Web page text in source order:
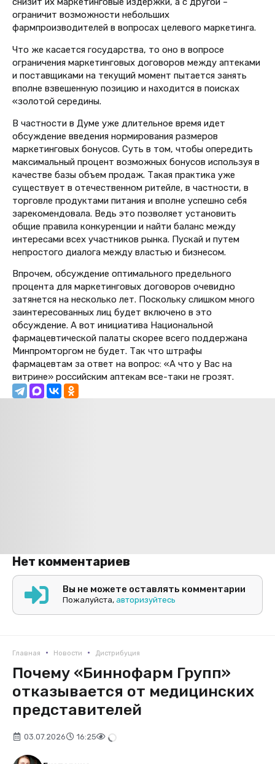
ограничит возможности небольших
фармпроизводителей в вопросах целевого маркетинга.
Что же касается государства, то оно в вопросе
ограничения маркетинговых договоров между аптеками
и поставщиками на текущий момент пытается занять
вполне взвешенную позицию и находится в поисках
«золотой середины.
В частности в Думе уже длительное время идет
обсуждение введения нормирования размеров
маркетинговых бонусов. Суть в том, чтобы опередить
максимальный процент возможных бонусов используя в
качестве базы объем продаж. Такая практика уже
существует в отечественном ритейле, в частности, в
торговле продуктами питания и вполне успешно себя
зарекомендовала. Ведь это позволяет установить
общие правила конкуренции и найти баланс между
интересами всех участников рынка. Пускай и путем
непростого диалога между властью и бизнесом.
Впрочем, обсуждение оптимального предельного
процента для маркетинговых договоров очевидно
затянется на несколько лет. Поскольку слишком много
заинтересованных лиц будет включено в это
обсуждение. А вот инициатива Национальной
фармацевтической палаты скорее всего поддержана
Минпромторгом не будет. Так что штрафы
фармацевтам за ответ на вопрос: «А что у Вас на
витрине» российским аптекам все-таки не грозят.
Нет комментариев
Вы не можете оставлять комментарии
Пожалуйста, авторизуйтесь
Главная • Новости • Дистрибуция
Почему «Биннофарм Групп»
отказывается от медицинских
представителей
03.07.2026 16:25